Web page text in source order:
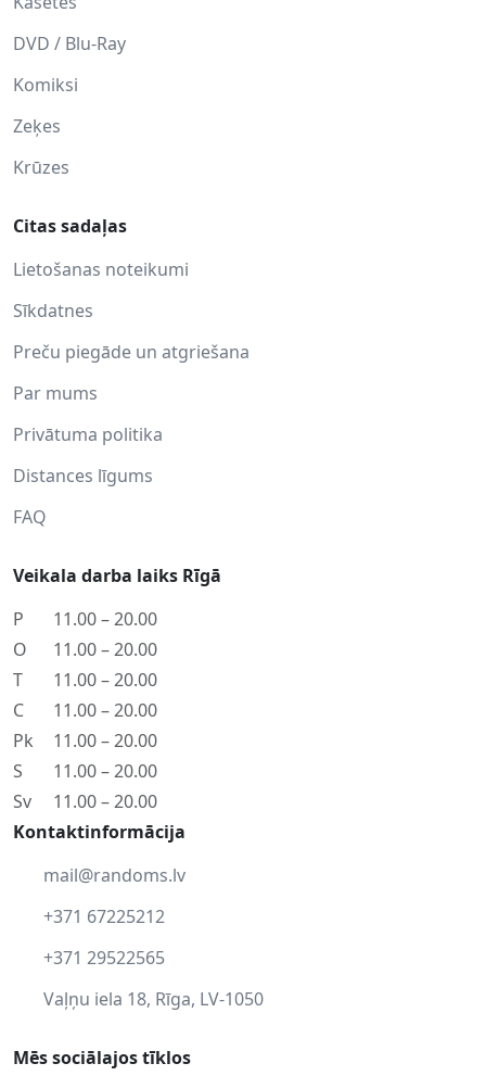
DVD / Blu-Ray
Komiksi
Zeķes
Krūzes
Citas sadaļas
Lietošanas noteikumi
Sīkdatnes
Preču piegāde un atgriešana
Par mums
Privātuma politika
Distances līgums
FAQ
Veikala darba laiks Rīgā
P
11.00 – 20.00
O
11.00 – 20.00
T
11.00 – 20.00
C
11.00 – 20.00
Pk
11.00 – 20.00
S
11.00 – 20.00
Sv
11.00 – 20.00
Kontaktinformācija
mail@randoms.lv
+371 67225212
+371 29522565
Vaļņu iela 18, Rīga, LV-1050
Mēs sociālajos tīklos